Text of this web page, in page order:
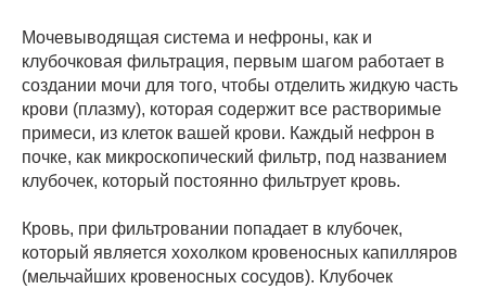
Мочевыводящая система и нефроны, как и
клубочковая фильтрация, первым шагом работает в
создании мочи для того, чтобы отделить жидкую часть
крови (плазму), которая содержит все растворимые
примеси, из клеток вашей крови. Каждый нефрон в
почке, как микроскопический фильтр, под названием
клубочек, который постоянно фильтрует кровь.
Кровь, при фильтровании попадает в клубочек,
который является хохолком кровеносных капилляров
(мельчайших кровеносных сосудов). Клубочек